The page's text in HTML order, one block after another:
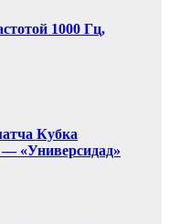
1000 Гц,
Кубка
— «Универсидад»